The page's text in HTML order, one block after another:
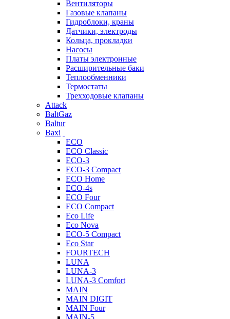
Вентиляторы
Газовые клапаны
Гидроблоки, краны
Датчики, электроды
Кольца, прокладки
Насосы
Платы электронные
Расширительные баки
Теплообменники
Термостаты
Трехходовые клапаны
Attack
BaltGaz
Baltur
Baxi
ECO
ECO Classic
ECO-3
ECO-3 Compact
ECO Home
ECO-4s
ECO Four
ECO Compact
Eco Life
Eco Nova
ECO-5 Compact
Eco Star
FOURTECH
LUNA
LUNA-3
LUNA-3 Comfort
MAIN
MAIN DIGIT
MAIN Four